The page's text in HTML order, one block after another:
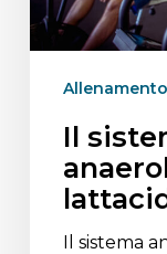
Allenamento
Il
Il sistema